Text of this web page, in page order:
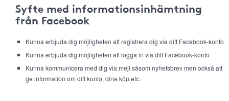
Syfte med informationsinhämtning
från Facebook
Kunna erbjuda dig möjligheten att registrera dig via ditt Facebook-konto
Kunna erbjuda dig möjligheten att logga in via ditt Facebook-konto
Kunna kommunicera med dig via mejl såsom nyhetsbrev men också att
ge information om ditt konto, dina köp etc.